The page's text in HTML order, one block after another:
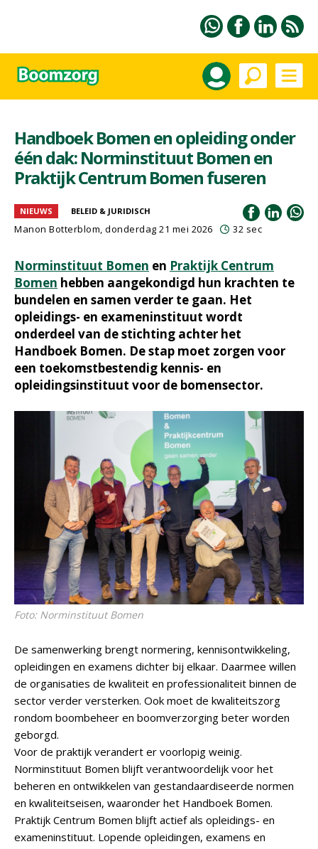
Handboek Bomen en opleiding onder
één dak: Norminstituut Bomen en
Praktijk Centrum Bomen fuseren
NIEUWS BELEID & JURIDISCH
Manon Botterblom, donderdag 21 mei 2026 32 sec
Norminstituut Bomen en Praktijk Centrum
Bomen hebben aangekondigd hun krachten te
bundelen en samen verder te gaan. Het
opleidings- en exameninstituut wordt
onderdeel van de stichting achter het
Handboek Bomen. De stap moet zorgen voor
een toekomstbestendig kennis- en
opleidingsinstituut voor de bomensector.
Foto: Norminstituut Bomen
De samenwerking brengt normering, kennisontwikkeling,
opleidingen en examens dichter bij elkaar. Daarmee willen
de organisaties de kwaliteit en professionaliteit binnen de
sector verder versterken. Ook moet de kwaliteitszorg
rondom boombeheer en boomverzorging beter worden
geborgd.
Voor de praktijk verandert er voorlopig weinig.
Norminstituut Bomen blijft verantwoordelijk voor het
beheren en ontwikkelen van gestandaardiseerde normen
en kwaliteitseisen, waaronder het Handboek Bomen.
Praktijk Centrum Bomen blijft actief als opleidings- en
exameninstituut. Lopende opleidingen, examens en